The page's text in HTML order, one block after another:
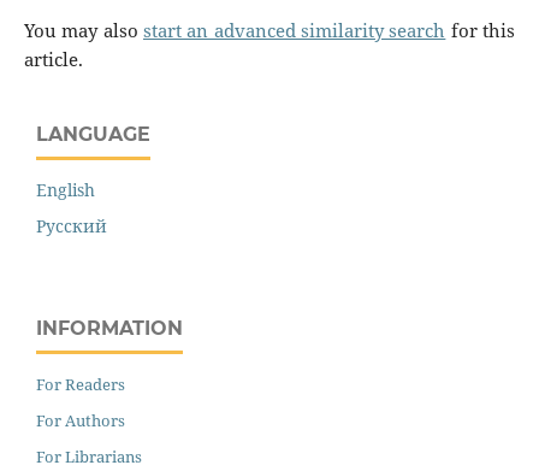
You may also start an advanced similarity search for this
article.
LANGUAGE
English
Русский
INFORMATION
For Readers
For Authors
For Librarians